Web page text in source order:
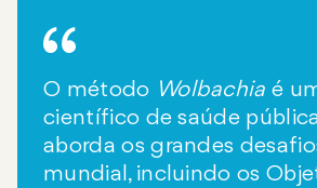
O método Wolbachia é
científico de saúde
aborda os grandes
mundial, incluindo os